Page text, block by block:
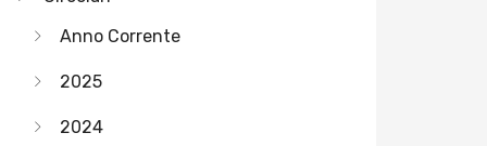
Anno Corrente
2025
2024